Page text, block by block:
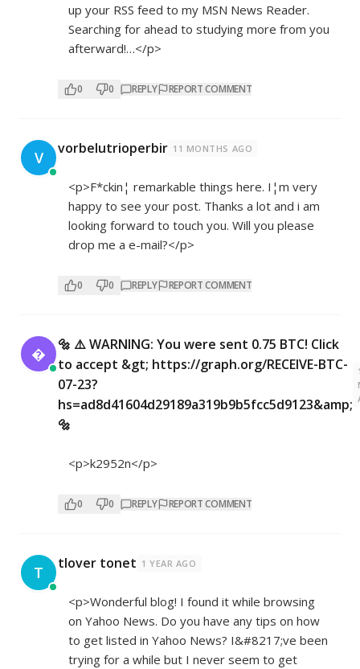
up your RSS feed to my MSN News Reader.
Searching for ahead to studying more from you
afterward!…</p>
0 0 REPLY REPORT COMMENT
V vorbelutrioperbir 11 MONTHS AGO
<p>F*ckin¦ remarkable things here. I¦m very
happy to see your post. Thanks a lot and i am
looking forward to touch you. Will you please
drop me a e-mail?</p>
0 0 REPLY REPORT COMMENT

🔩 ⚠️ WARNING: You were sent 0.75 BTC! Click
to accept &gt; https://graph.org/RECEIVE-BTC-
07-23?
hs=ad8d41604d29189a319b9b5fcc5d9123&amp;
🔩
<p>k2952n</p>
0 0 REPLY REPORT COMMENT
T tlover tonet 1 YEAR AGO
<p>Wonderful blog! I found it while browsing
on Yahoo News. Do you have any tips on how
to get listed in Yahoo News? I&#8217;ve been
trying for a while but I never seem to get